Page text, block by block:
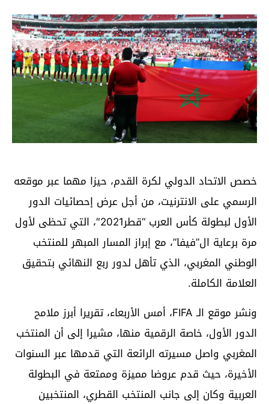
خصص الاتحاد الدولي لكرة القدم، حيزا مهما عبر موقعه
الرسمي على الانترنيت، من أجل عرض إحصائيات الدور
الأول لبطولة كأس العرب “قطر2021″، التي تحظى لأول
مرة برعاية ال”فيفا”، مع إبراز المسار المبهر للمنتخب
الوطني المغربي، الذي تأهل لدور ربع النهائي بتحقيق
العلامة الكاملة.
ونشر موقع الـ FIFA، أمس الأربعاء، تقريرا أبرز ملامح
الدور الأول، خاصة الرقمية منها، مشيرا إلى أن المنتخب
المغربي واصل مسيرته الرائعة التي قدمها عبر السنوات
الأخيرة، حيث قدم عروضا مميزة وممتعة في البطولة
العربية وكان إلى جانب المنتخب القطري، المنتخبين